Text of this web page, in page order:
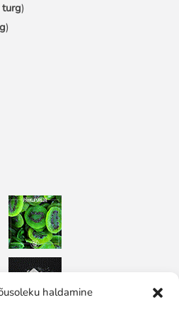
haldamine
turg)
)